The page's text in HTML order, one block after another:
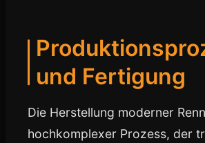
und Fertigung
Die Herstellung moderner
hochkomplexer Prozess, der